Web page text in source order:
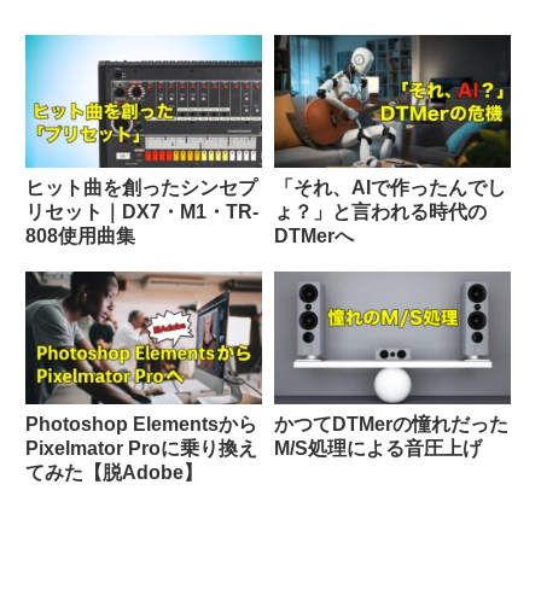
ヒット曲を創ったシンセプ
リセット｜DX7・M1・TR-
808使用曲集
「それ、AIで作ったんでし
ょ？」と言われる時代の
DTMerへ
Photoshop Elementsから
Pixelmator Proに乗り換え
てみた【脱Adobe】
かつてDTMerの憧れだった
M/S処理による音圧上げ